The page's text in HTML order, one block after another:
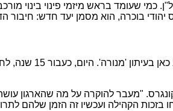
בתחום הנדל"ן. כמי שעומד בראש מיזמי
בוכרה, הוא מסמן יעד חדש: חיבור
"זה מרגש אותי
"מעבר להוקרה על מה שהארגון
הקהילה ועכשיו זה הזמן שלהם